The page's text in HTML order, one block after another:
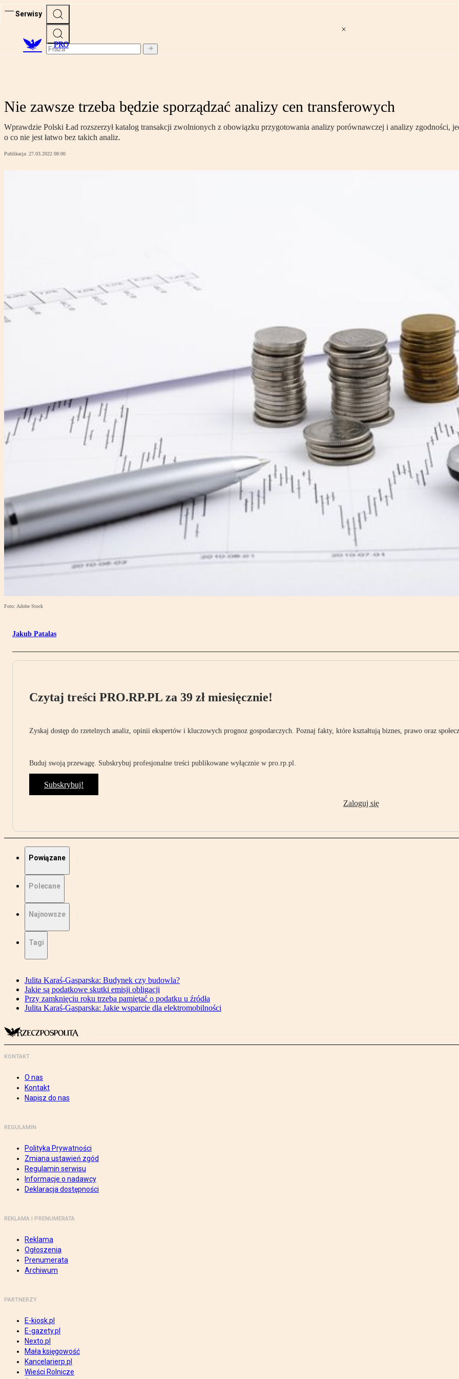
Serwisy
PRO
Nie zawsze trzeba będzie sporządzać analizy cen transferowych
Wprawdzie Polski Ład rozszerzył katalog transakcji zwolnionych z obowiązku przygotowania analizy porównawczej i analizy zgodności,
o co nie jest łatwo bez takich analiz.
Publikacja: 27.03.2022 08:00
Foto: Adobe Stock
Jakub Patalas
Czytaj treści PRO.RP.PL za 39 zł miesięcznie!
Zyskaj dostęp do rzetelnych analiz, opinii ekspertów i kluczowych prognoz gospodarczych. Poznaj fakty, które kształtują biznes, prawo oraz
Buduj swoją przewagę. Subskrybuj profesjonalne treści publikowane wyłącznie w pro.rp.pl.
Subskrybuj!
Zaloguj się
Powiązane
Polecane
Najnowsze
Tagi
Julita Karaś-Gasparska: Budynek czy budowla?
Jakie są podatkowe skutki emisji obligacji
Przy zamknięciu roku trzeba pamiętać o podatku u źródła
Julita Karaś-Gasparska: Jakie wsparcie dla elektromobilności
KONTAKT
O nas
Kontakt
Napisz do nas
REGULAMIN
Polityka Prywatności
Zmiana ustawień zgód
Regulamin serwisu
Informacje o nadawcy
Deklaracja dostępności
REKLAMA I PRENUMERATA
Reklama
Ogłoszenia
Prenumerata
Archiwum
PARTNERZY
E-kiosk.pl
E-gazety.pl
Nexto.pl
Mała księgowość
Kancelarierp.pl
Wieści Rolnicze